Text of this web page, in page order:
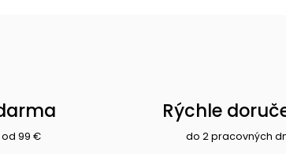
99 €
Rýchle
do 2 pracovných